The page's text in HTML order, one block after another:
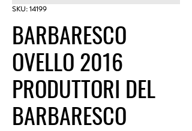
SKU: 14199
BARBARESCO
OVELLO 2016
PRODUTTORI DEL
BARBARESCO